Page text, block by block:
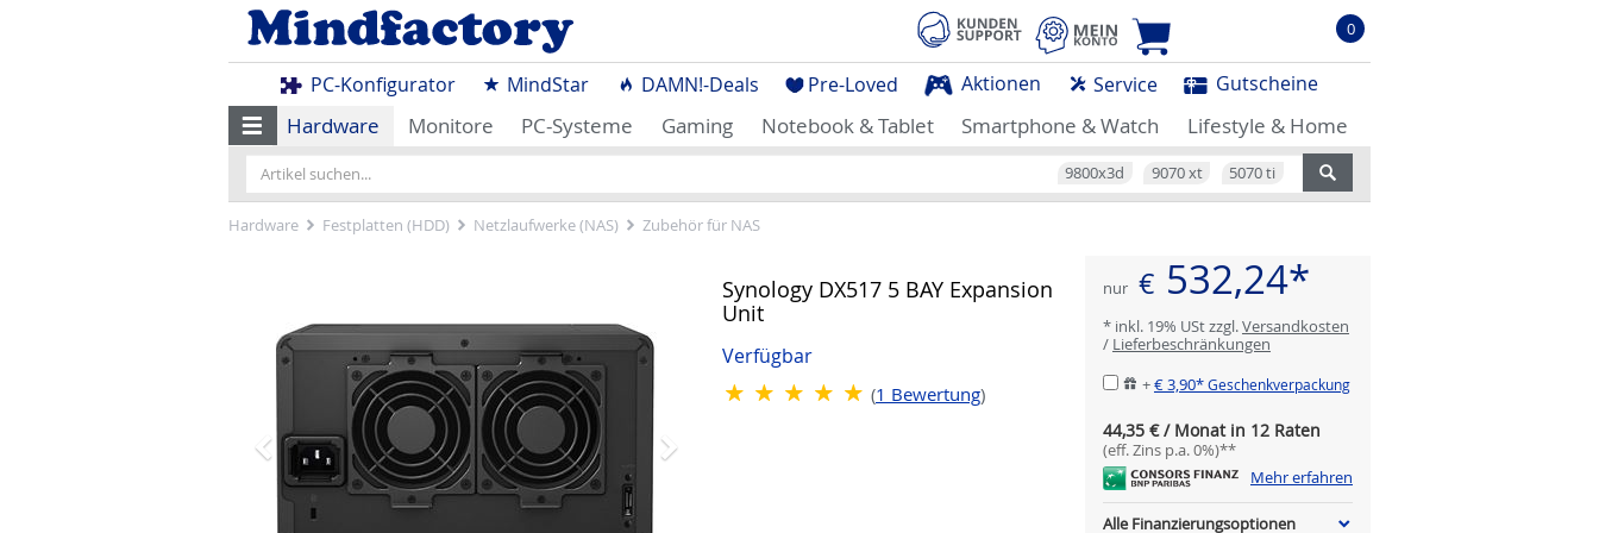
0
PC-Konfigurator MindStar DAMN!-Deals Pre-Loved Aktionen Service Gutscheine
Hardware Monitore PC-Systeme Gaming Notebook & Tablet Smartphone & Watch Lifestyle & Home
9800x3d 9070 xt 5070 ti
Hardware Festplatten (HDD) Netzlaufwerke (NAS) Zubehör für NAS
Synology DX517 5 BAY Expansion
Unit
Verfügbar
(1 Bewertung)
nur € 532,24*
* inkl. 19% USt zzgl.Versandkosten
/ Lieferbeschränkungen
+€ 3,90* Geschenkverpackung
44,35 € / Monat in 12 Raten
(eff. Zins p.a. 0%)**
Mehr erfahren
Alle Finanzierungsoptionen